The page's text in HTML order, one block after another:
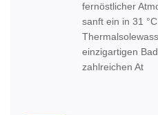
fernöstlicher
sanft ein in 31
einzigartigen
zahlreichen At